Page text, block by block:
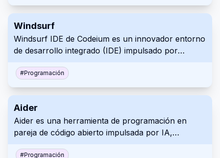
Instagram.
Windsurf
Windsurf IDE de Codeium es un innovador entorno
de desarrollo integrado (IDE) impulsado por
experiencia de codificación para los
desarrolladores. Combina herramientas avanzadas
para crear un flujo de trabajo más eficiente e
intuitivo. Con características como flujos de IA,
asistencia contextual en tiempo real y una interfaz
#Programación
Aider
Aider es una herramienta de programación en
pareja de código abierto impulsada por IA,
codificación de los desarrolladores. Se integra con
#Programación